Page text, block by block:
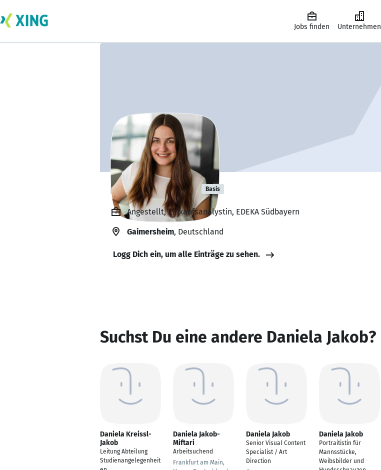
Jobs finden Unternehmen
Daniela Jakob Basis
Angestellt, Einkaufsanalystin, EDEKA Südbayern
Gaimersheim, Deutschland
Logg Dich ein, um alle Einträge zu sehen.
Suchst Du eine andere Daniela Jakob?
Daniela Kreissl-
Jakob
Leitung Abteilung
Studienangelegenheit
Daniela Jakob-
Miftari
Arbeitsuchend
Frankfurt am Main,
Daniela Jakob
Senior Visual Content
Specialist / Art
Direction
Daniela Jakob
Portraitistin für
Mannsstücke,
Weibsbilder und